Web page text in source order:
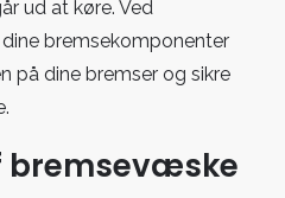
ud at køre. Ved
bremsekomponenter
på dine bremser og sikre
bremsevæske